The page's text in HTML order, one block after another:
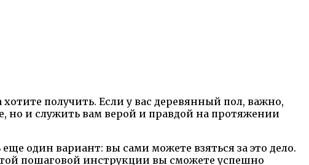
получить. Если у вас деревянный пол, важно,
но и служить вам верой и правдой на протяжении
один вариант: вы сами можете взяться за это дело.
пошаговой инструкции вы сможете успешно